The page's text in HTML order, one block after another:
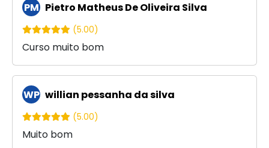
PM Pietro Matheus De Oliveira Silva
(5.00)
Curso muito bom
WP willian pessanha da silva
(5.00)
Muito bom